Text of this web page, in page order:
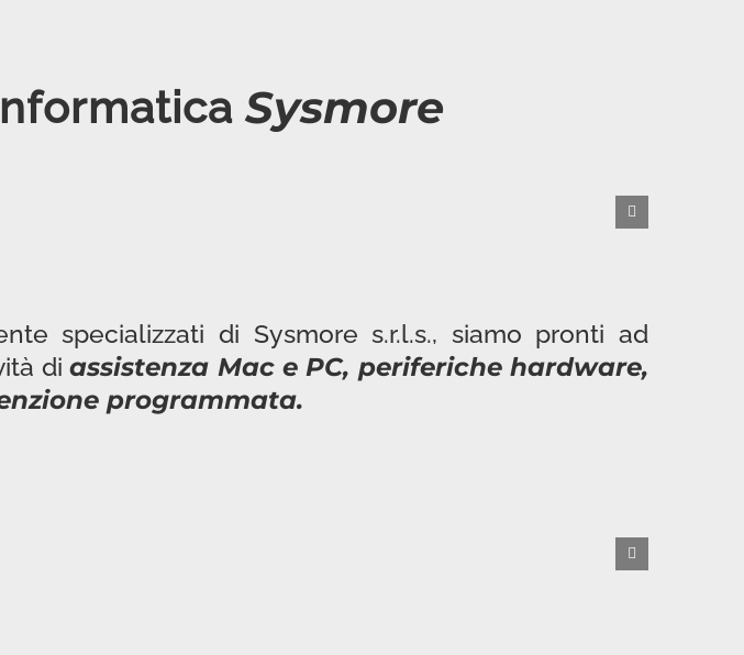
Sysmore
specializzati di Sysmore s.r.l.s., siamo pronti ad
diassistenza Mac e PC, periferiche hardware,
programmata.